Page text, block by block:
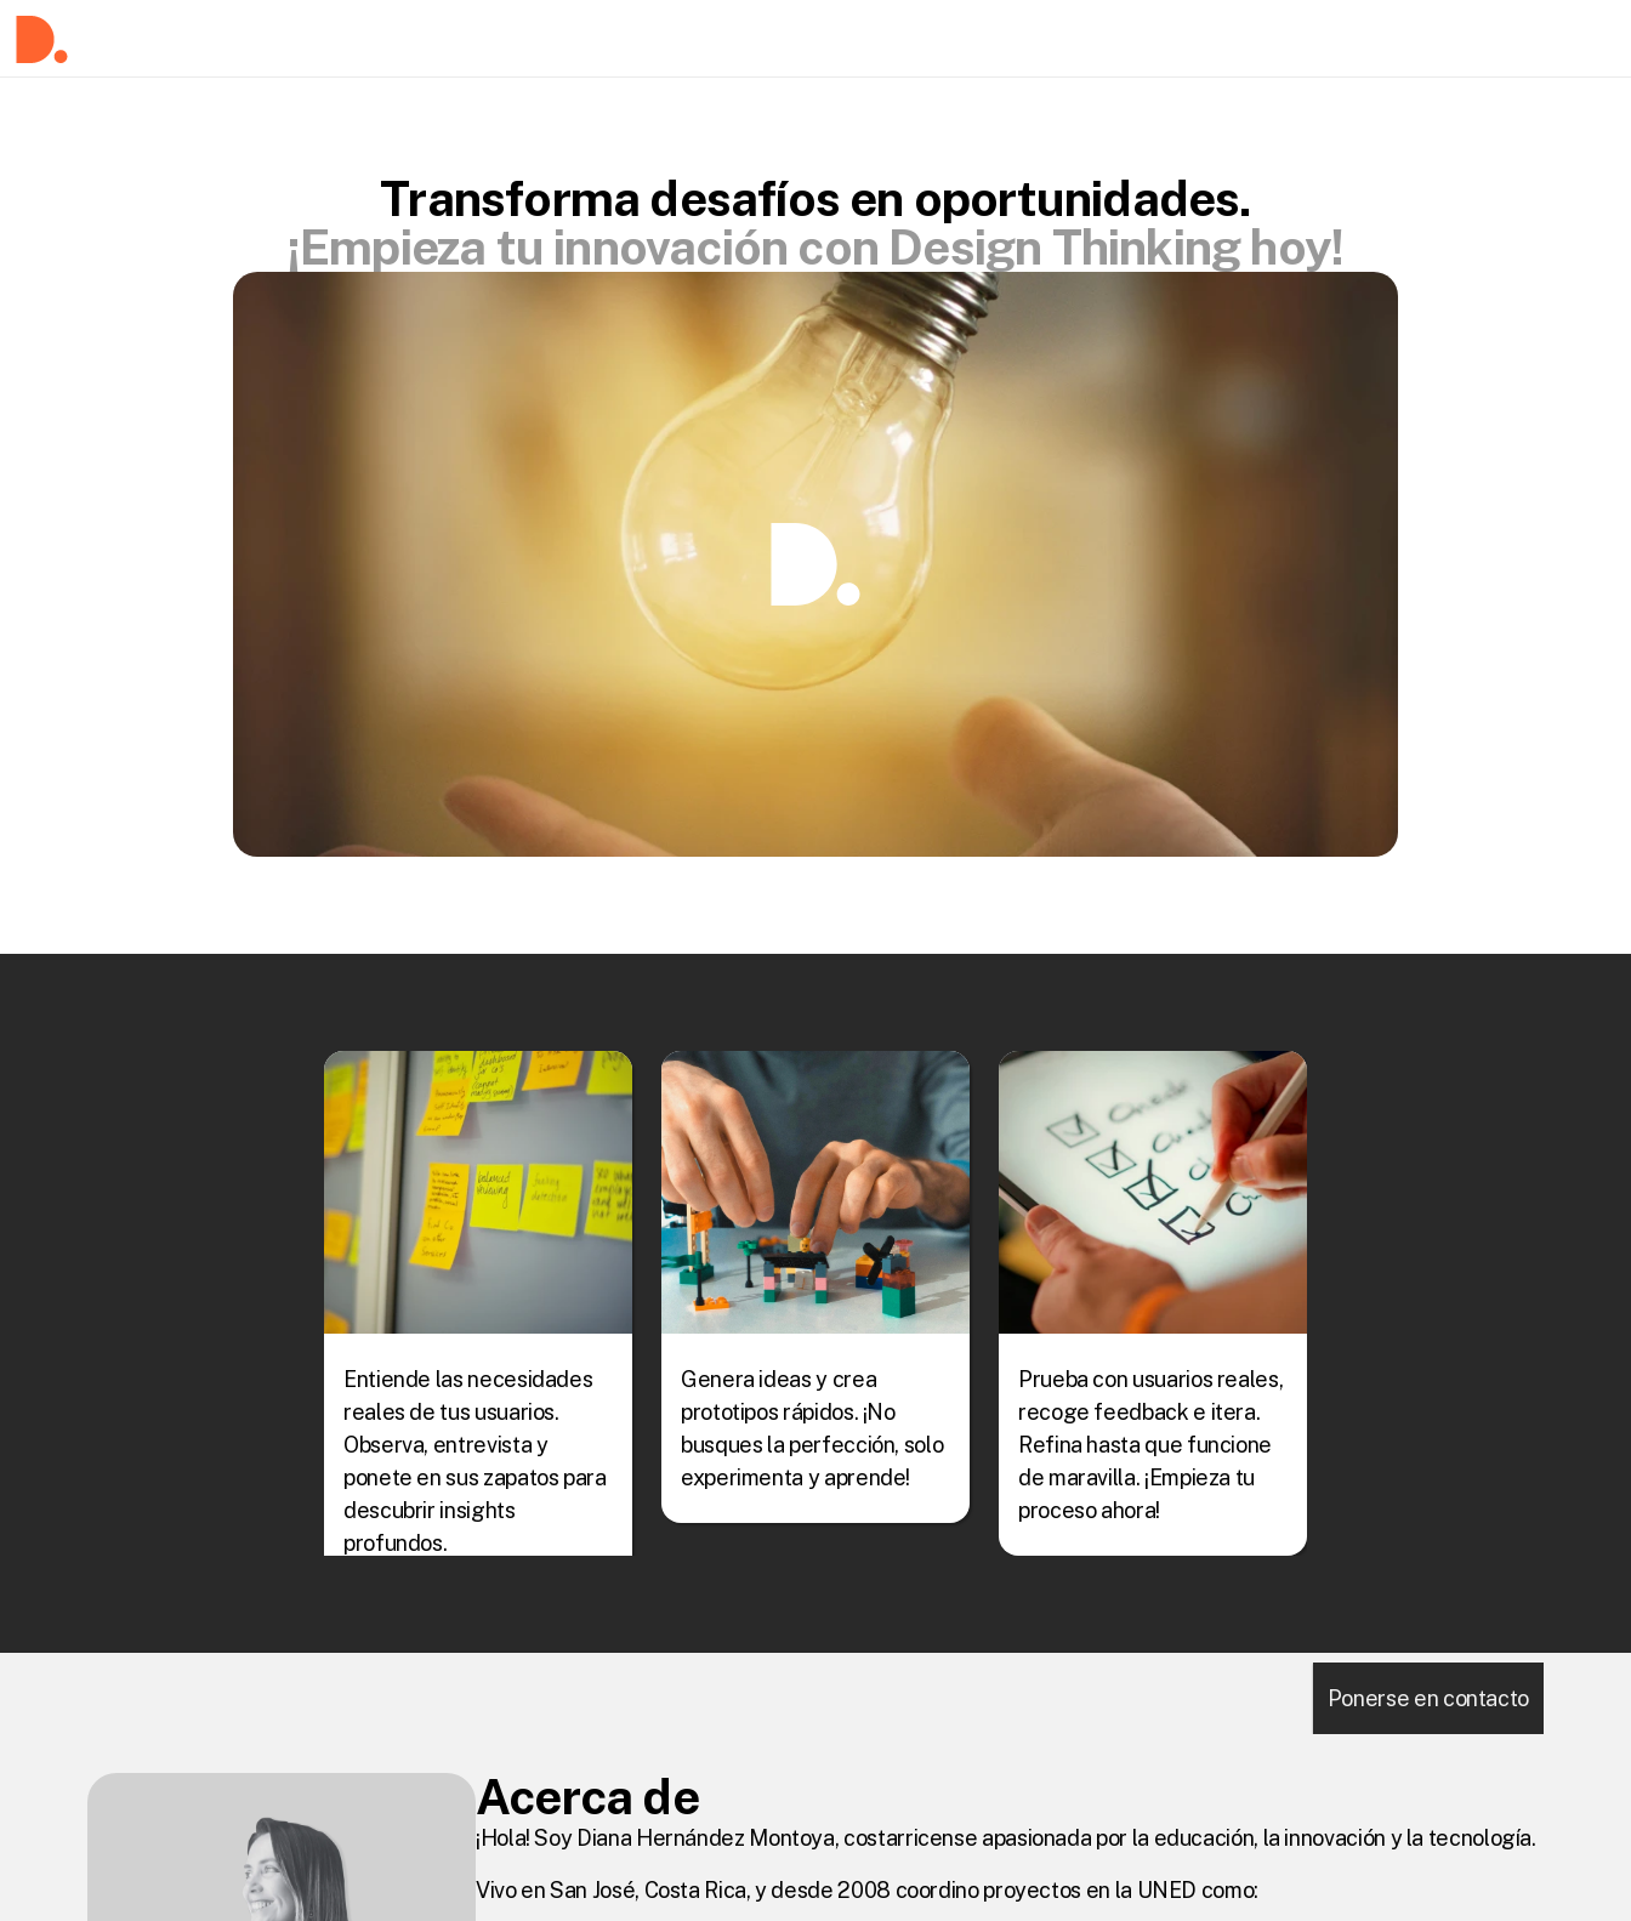
Transforma desafíos en oportunidades.
¡Empieza tu innovación con Design Thinking hoy!
Entiende las necesidades
reales de tus usuarios.
Observa, entrevista y
ponete en sus zapatos para
descubrir insights
profundos.
Genera ideas y crea
prototipos rápidos. ¡No
busques la perfección, solo
experimenta y aprende!
Prueba con usuarios reales,
recoge feedback e itera.
Refina hasta que funcione
de maravilla. ¡Empieza tu
proceso ahora!
Ponerse en contacto
Acerca de
¡Hola! Soy Diana Hernández Montoya, costarricense apasionada por la educación, la innovación y la tecnología.
Vivo en San José, Costa Rica, y desde 2008 coordino proyectos en la UNED como: